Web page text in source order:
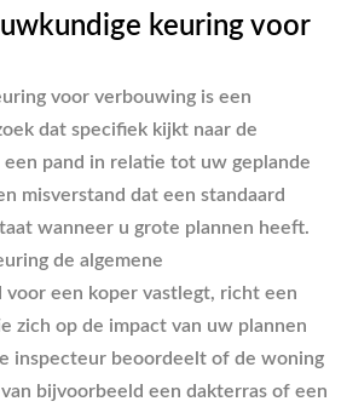
keuring voor
voor verbouwing is een
dat specifiek kijkt naar de
pand in relatie tot uw geplande
misverstand dat een standaard
wanneer u grote plannen heeft.
de algemene
een koper vastlegt, richt een
zich op de impact van uw plannen
inspecteur beoordeelt of de woning
bijvoorbeeld een dakterras of een